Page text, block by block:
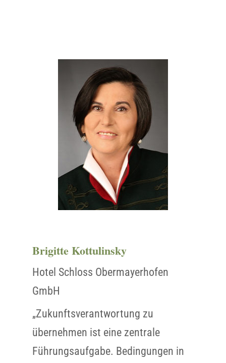
Brigitte Kottulinsky
Hotel Schloss Obermayerhofen
GmbH
„Zukunftsverantwortung zu
übernehmen ist eine zentrale
Führungsaufgabe. Bedingungen in